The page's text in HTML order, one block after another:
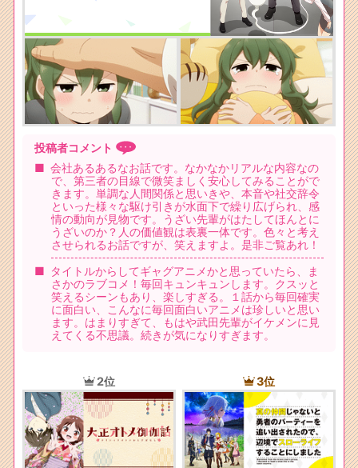
投稿者コメント
会社あるあるなお話です。なかなかリアルな内容なの
で、第三者の目線で微笑ましく安心してみることがで
きます。単調な人間関係と思いきや、本音や社交辞令
といった様々な駆け引きが水面下で繰り広げられ、感
情の動向が見物です。うざい先輩がはたしてほんとに
うざいのか？人の価値観は表裏一体です。色々と考え
させられるお話ですが、笑えますよ。是非ご覧あれ！
タイトルからしてギャグアニメかと思っていたら、ま
さかのラブコメ！毎回キュンキュンします。クスッと
笑えるシーンもあり、楽しすぎる。１話から毎回確実
に面白い、こんなに毎回面白いアニメは珍しいと思い
ます。はまりすぎて、もはや武田先輩がイケメンに見
えてくる不思議。続きが気になりすぎます。
2位 3位